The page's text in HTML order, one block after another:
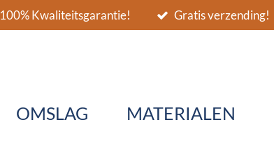
100% Kwaliteitsgarantie! Gratis verzending!
OMSLAG MATERIALEN